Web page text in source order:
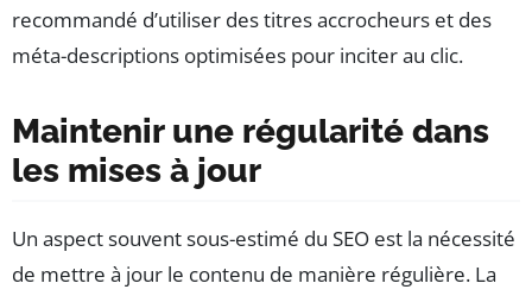
recommandé d’utiliser des titres accrocheurs et des
méta-descriptions optimisées pour inciter au clic.
Maintenir une régularité dans
les mises à jour
Un aspect souvent sous-estimé du SEO est la nécessité
de mettre à jour le contenu de manière régulière. La